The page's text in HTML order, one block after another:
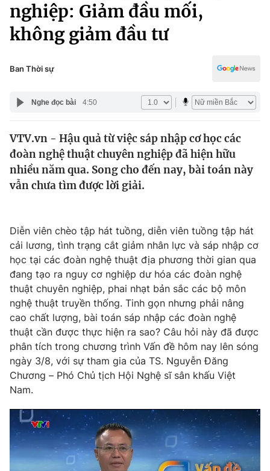
Xã hội
Tin tức
Thế giới đó đây
Câu chuyện quốc tế
Kinh tế
Tài chính
Góc doanh nghiệp
Dữ liệu và đời sống
Truyền hình
Phim VTV
Hậu trường
Nhân vật
Khán giả
Giải sao mai
Giải trí
Điện ảnh
Âm nhạc
Sao
Đời sống
Du lịch
Làm đẹp
Chất lượng cuộc sống
Giáo dục
Tuyển sinh
Học trực tuyến
Công nghệ
Hitech Công nghệ tương lai
Sản phẩm
Thị trường
Tư vấn
Lịch phát sóng
Văn hóa - Giải trí
Y tế
Đời sống
Giáo dục
nghiệp: Giảm đầu mối,
không giảm đầu tư
Ban Thời sự
Nghe đọc bài 4:50
VTV.vn - Hậu quả từ việc sáp nhập cơ học các
đoàn nghệ thuật chuyên nghiệp đã hiện hữu
nhiều năm qua. Song cho đến nay, bài toán này
vẫn chưa tìm được lời giải.
Diễn viên chèo tập hát tuồng, diễn viên tuồng tập hát
cải lương, tình trạng cắt giảm nhân lực và sáp nhập cơ
học tại các đoàn nghệ thuật địa phương thời gian qua
đang tạo ra nguy cơ nghiệp dư hóa các đoàn nghệ
thuật chuyên nghiệp, phai nhạt bản sắc các bộ môn
nghệ thuật truyền thống. Tinh gọn nhưng phải nâng
cao chất lượng, bài toán sáp nhập các đoàn nghệ
thuật cần được thực hiện ra sao? Câu hỏi này đã được
phân tích trong chương trình Vấn đề hôm nay lên sóng
ngày 3/8, với sự tham gia của TS. Nguyễn Đăng
Chương – Phó Chủ tịch Hội Nghệ sĩ sân khấu Việt
Nam.